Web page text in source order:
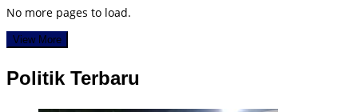
No more pages to load.
View More
Politik Terbaru